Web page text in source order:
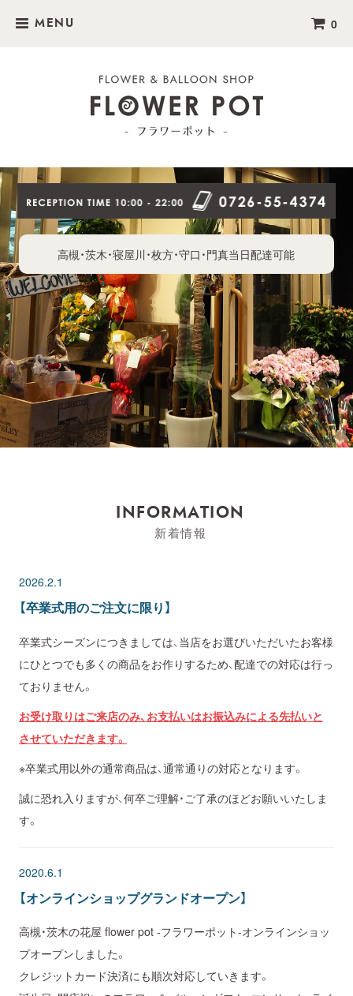
MENU 0
高槻・茨木・寝屋川・枚方・守口・門真当日配達可能
INFORMATION
新着情報
2026.2.1
【卒業式用のご注文に限り】
卒業式シーズンにつきましては、当店をお選びいただいたお客様
にひとつでも多くの商品をお作りするため、配達での対応は行っ
ておりません。
お受け取りはご来店のみ、お支払いはお振込みによる先払いと
させていただきます。
※卒業式用以外の通常商品は、通常通りの対応となります。
誠に恐れ入りますが、何卒ご理解・ご了承のほどお願いいたしま
す。
2020.6.1
【オンラインショップグランドオープン】
高槻・茨木の花屋 flower pot -フラワーポット-オンラインショッ
プオープンしました。
クレジットカード決済にも順次対応していきます。